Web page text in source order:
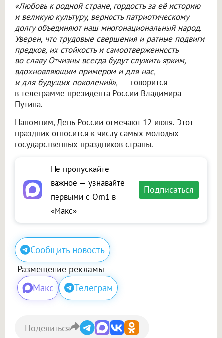
«Любовь к родной стране, гордость за её историю
и великую культуру, верность патриотическому
долгу объединяют наш многонациональный народ.
Уверен, что трудовые свершения и ратные подвиги
предков, их стойкость и самоотверженность
во славу Отчизны всегда будут служить ярким,
вдохновляющим примером и для нас,
и для будущих поколений», — говорится
в телеграмме президента России Владимира
Путина.
Напомним, День России отмечают 12 июня. Этот
праздник относится к числу самых молодых
государственных праздников страны.
Не пропускайте
важное — узнавайте
первыми с Om1 в
«Макс»
Подписаться
Сообщить новость
Размещение рекламы
Макс Телеграм
Поделиться